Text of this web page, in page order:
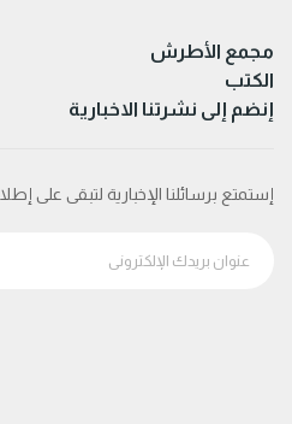
مجمع الأطرش
الكتب
إنضم إلى نشرتنا الاخبارية
إستمتع برسائلنا الإخبارية لتبقى على